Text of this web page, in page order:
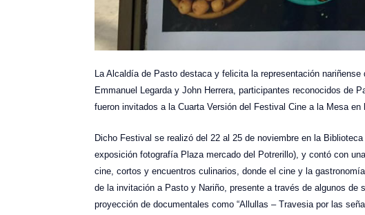
La Alcaldía de Pasto destaca y felicita la representación nariñense
Emmanuel Legarda y John Herrera, participantes reconocidos de
fueron invitados a la Cuarta Versión del Festival Cine a la Mesa en
Dicho Festival se realizó del 22 al 25 de noviembre en la
exposición fotografía Plaza mercado del Potrerillo), y contó con
cine, cortos y encuentros culinarios, donde el cine y la
de la invitación a Pasto y Nariño, presente a través de algunos
proyección de documentales como “Allullas – Travesia por las